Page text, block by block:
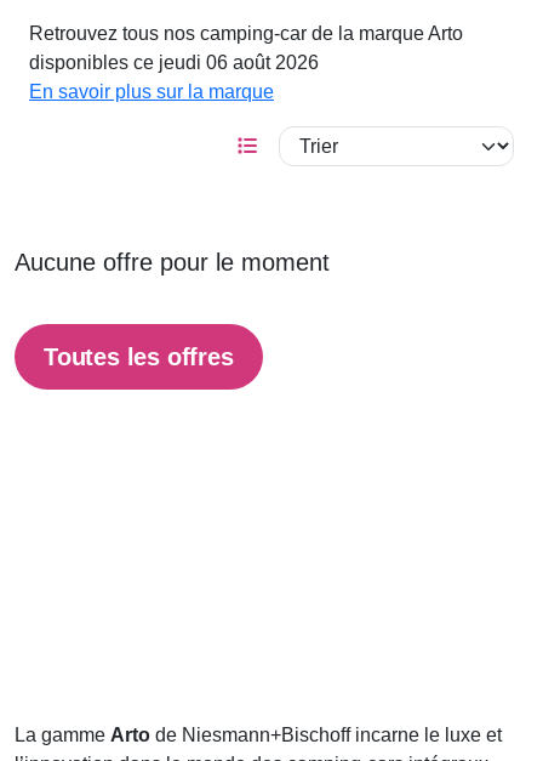
Retrouvez tous nos camping-car de la marque Arto
disponibles ce jeudi 06 août 2026
En savoir plus sur la marque
Aucune offre pour le moment
Toutes les offres
La gamme Arto de Niesmann+Bischoff incarne le luxe et